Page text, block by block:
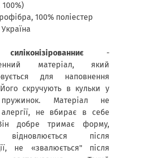
100% поліестер
Україна
-
матеріал, який
для наповнення
скручують в кульки у
Матеріал не
не вбирає в себе
добре тримає форму,
після
не «звалюється" після